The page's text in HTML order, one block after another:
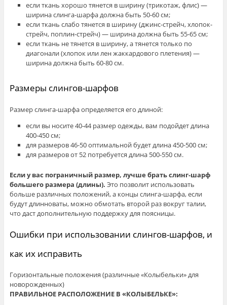
если ткань хорошо тянется в ширину (трикотаж, флис) —
ширина слинга-шарфа должна быть 50-60 см;
если ткань слабо тянется в ширину (джинс-стрейч, хлопок-
стрейч, поплин-стрейч) — ширина должна быть 55-65 см;
если ткань не тянется в ширину, а тянется только по
диагонали (хлопок или лен жаккардового плетения) —
ширина должна быть 60-80 см.
Размеры слингов-шарфов
Размер слинга-шарфа определяется его длиной:
если вы носите 40-44 размер одежды, вам подойдет длина
400-450 см;
для размеров 46-50 оптимальной будет длина 450-500 см;
для размеров от 52 потребуется длина 500-550 см.
Если у вас пограничный размер, лучше брать слинг-шарф
большего размера (длины). Это позволит использовать
больше различных положений, а концы слинга-шарфа, если
будут длинноваты, можно обмотать второй раз вокруг талии,
что даст дополнительную поддержку для поясницы.
Ошибки при использовании слингов-шарфов, и
как их исправить
Горизонтальные положения (различные «Колыбельки» для
новорожденных)
ПРАВИЛЬНОЕ РАСПОЛОЖЕНИЕ В «КОЛЫБЕЛЬКЕ»: